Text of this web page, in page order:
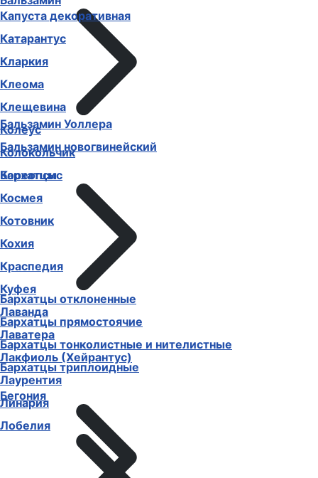
Бальзамин Уоллера
Бальзамин новогвинейский
Бархатцы
Бархатцы отклоненные
Бархатцы прямостоячие
Бархатцы тонколистные и нителистные
Бархатцы триплоидные
Бегония
Капуста декоративная
Катарантус
Кларкия
Клеома
Клещевина
Колеус
Колокольчик
Кореопсис
Космея
Котовник
Кохия
Краспедия
Куфея
Лаванда
Лаватера
Лакфиоль (Хейрантус)
Лаурентия
Линария
Лобелия